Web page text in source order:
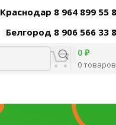
Краснодар 8 964 899 55
Белгород 8 906 566 33
0товаров
0 ₽